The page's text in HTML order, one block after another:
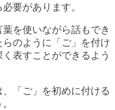
要があります。
を使いながら話もでき
のように「ご」を付け
表すことができるよう
「ご」を初めに付ける